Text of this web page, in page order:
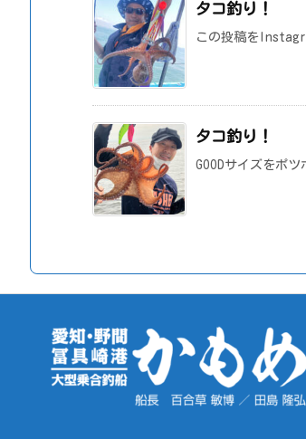
タコ釣り！
この投稿を
タコ釣り！
GOODサイズをポ